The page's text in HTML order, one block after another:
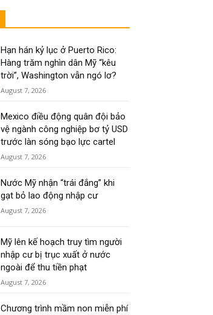
Hạn hán kỷ lục ở Puerto Rico:
Hàng trăm nghìn dân Mỹ “kêu
trời”, Washington vẫn ngó lơ?
August 7, 2026
Mexico điều động quân đội bảo
vệ ngành công nghiệp bơ tỷ USD
trước làn sóng bạo lực cartel
August 7, 2026
Nước Mỹ nhận “trái đắng” khi
gạt bỏ lao động nhập cư
August 7, 2026
Mỹ lên kế hoạch truy tìm người
nhập cư bị trục xuất ở nước
ngoài để thu tiền phạt
August 7, 2026
Chương trình mầm non miễn phí